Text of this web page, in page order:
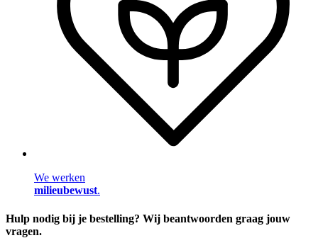
We werken
milieubewust.
Hulp nodig bij je bestelling? Wij beantwoorden graag jouw
vragen.